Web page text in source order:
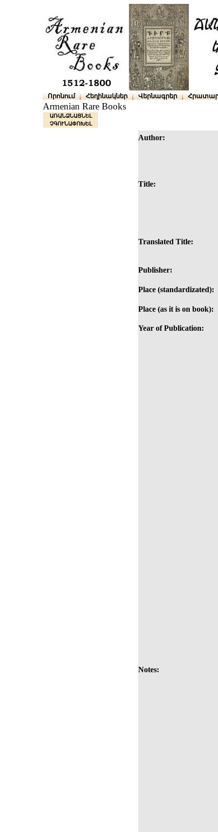
Որոնում Հեղինակներ Վերնագրեր
Armenian Rare Books
ԱՌԱՆՁՆԱՑՆԵԼ
ՉԳՈՒՆԱՓՈԽԵԼ
Author:
Title:
Translated Title:
Publisher:
Place (standardizated):
Place (as it is on book):
Year of Publication:
Notes: